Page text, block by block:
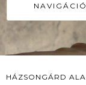
HÁZSONGÁRD